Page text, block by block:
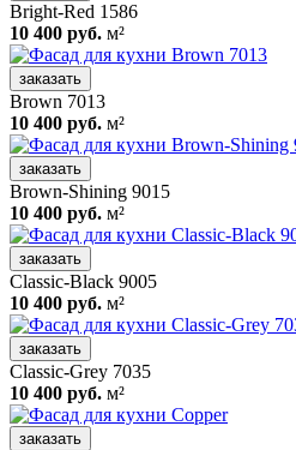
Bright-Red 1586
10 400 руб. м²
заказать
Brown 7013
10 400 руб. м²
заказать
Brown-Shining 9015
10 400 руб. м²
заказать
Classic-Black 9005
10 400 руб. м²
заказать
Classic-Grey 7035
10 400 руб. м²
заказать